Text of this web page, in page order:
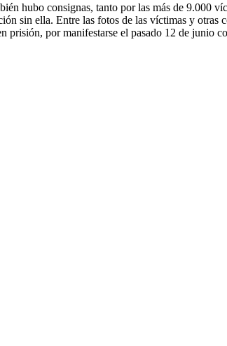
hubo consignas, tanto por las más de 9.000
sin ella. Entre las fotos de las víctimas y otras
prisión, por manifestarse el pasado 12 de junio